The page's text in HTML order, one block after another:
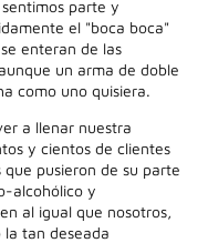
parte y
el "boca boca"
enteran de las
un arma de doble
como uno quisiera.
a llenar nuestra
y cientos de clientes
pusieron de su parte
alcohólico y
al igual que nosotros,
tan deseada